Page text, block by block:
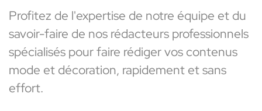
Profitez de l'expertise de notre équipe et du
savoir-faire de nos rédacteurs professionnels
spécialisés pour faire rédiger vos contenus
mode et décoration, rapidement et sans
effort.